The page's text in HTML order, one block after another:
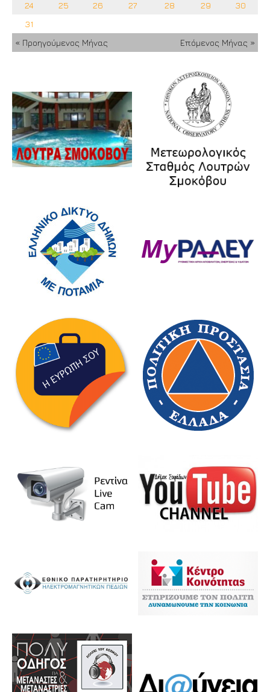
24 25 26 27 28 29
30
31
« Προηγούμενος Μήνας
Επόμενος Μήνας »